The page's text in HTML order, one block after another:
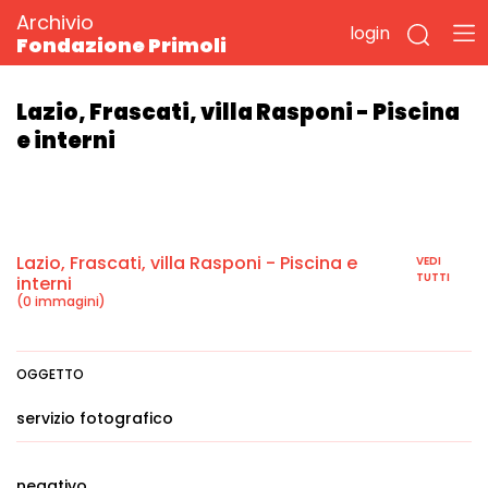
Archivio
Fondazione Primoli
login
Lazio, Frascati, villa Rasponi - Piscina
e interni
Lazio, Frascati, villa Rasponi - Piscina e
interni
(0 immagini)
VEDI
TUTTI
OGGETTO
servizio fotografico